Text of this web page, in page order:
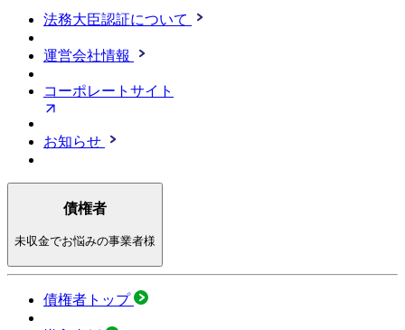
法務大臣認証について
運営会社情報
コーポレートサイト
お知らせ
債権者
未収金でお悩みの事業者様
債権者トップ